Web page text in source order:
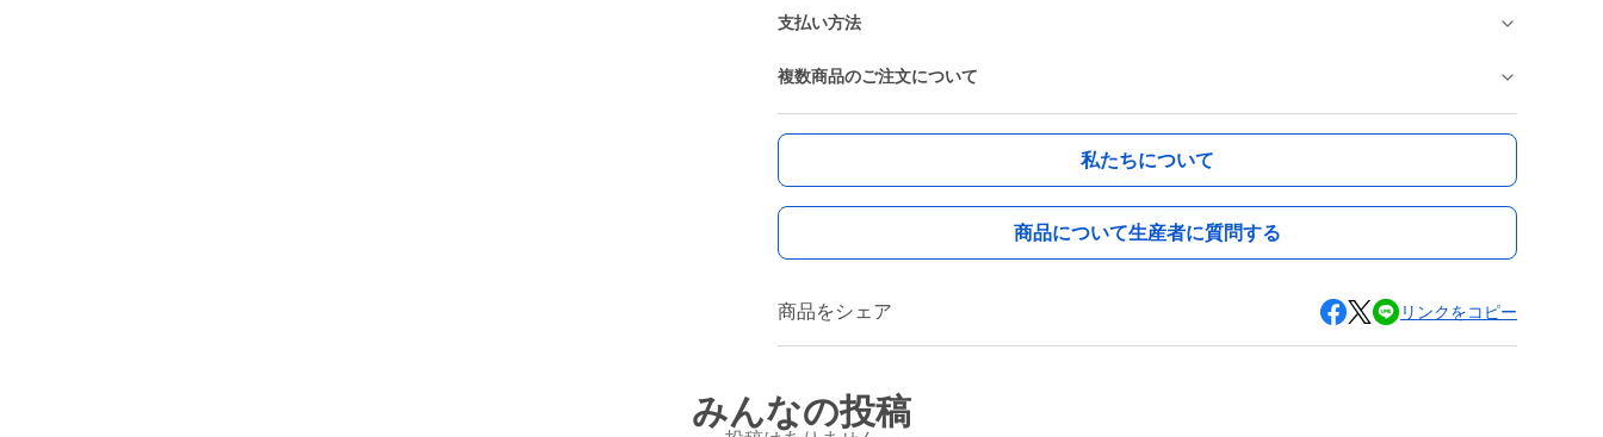
支払い方法
複数商品のご注文について
私たちについて
商品について生産者に質問する
商品をシェア リンクをコピー
みんなの投稿